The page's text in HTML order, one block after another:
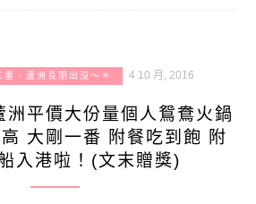
重、蘆洲長期出沒～＊ 4 10 月, 2016
洲平價大份量個人鴛鴦火鍋
大剛一番 附餐吃到飽 附
入港啦！(文末贈獎)